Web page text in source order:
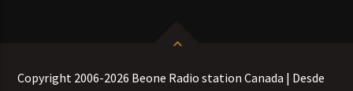
Copyright 2006-2026 Beone Radio station Canada | Desde